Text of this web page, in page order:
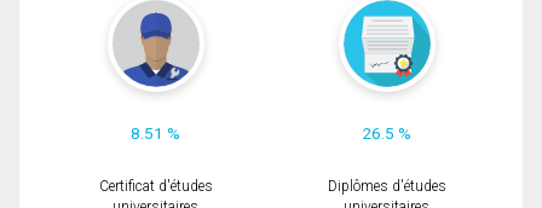
8.51 % 26.5 %
Certificat d'études
Diplômes d'études